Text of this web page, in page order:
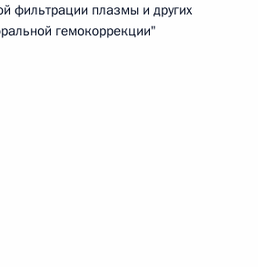
фильтрации плазмы и других
гемокоррекции"